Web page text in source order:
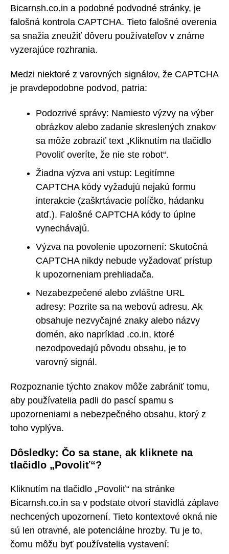
Bicarnsh.co.in a podobné podvodné stránky, je
falošná kontrola CAPTCHA. Tieto falošné overenia
sa snažia zneužiť dôveru používateľov v známe
vyzerajúce rozhrania.
Medzi niektoré z varovných signálov, že CAPTCHA
je pravdepodobne podvod, patria:
Podozrivé správy: Namiesto výzvy na výber
obrázkov alebo zadanie skreslených znakov
sa môže zobraziť text „Kliknutím na tlačidlo
Povoliť overíte, že nie ste robot“.
Žiadna výzva ani vstup: Legitímne
CAPTCHA kódy vyžadujú nejakú formu
interakcie (zaškrtávacie políčko, hádanku
atď.). Falošné CAPTCHA kódy to úplne
vynechávajú.
Výzva na povolenie upozornení: Skutočná
CAPTCHA nikdy nebude vyžadovať prístup
k upozorneniam prehliadača.
Nezabezpečené alebo zvláštne URL
adresy: Pozrite sa na webovú adresu. Ak
obsahuje nezvyčajné znaky alebo názvy
domén, ako napríklad .co.in, ktoré
nezodpovedajú pôvodu obsahu, je to
varovný signál.
Rozpoznanie týchto znakov môže zabrániť tomu,
aby používatelia padli do pascí spamu s
upozorneniami a nebezpečného obsahu, ktorý z
toho vyplýva.
Dôsledky: Čo sa stane, ak kliknete na
tlačidlo „Povoliť“?
Kliknutím na tlačidlo „Povoliť“ na stránke
Bicarnsh.co.in sa v podstate otvorí stavidlá záplave
nechcených upozornení. Tieto kontextové okná nie
sú len otravné, ale potenciálne hrozby. Tu je to,
čomu môžu byť používatelia vystavení: